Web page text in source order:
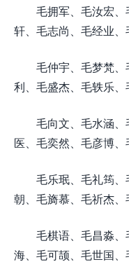
毛拥军、毛汝宏
轩、毛志尚、毛经业、
毛仲宇、毛梦梵
利、毛盛杰、毛轶乐、
毛向文、毛水涵
医、毛奕然、毛彦博、
毛乐珉、毛礼筠
朝、毛旖慕、毛祈杰、
毛棋语、毛昌淼
海、毛可颉、毛世国、